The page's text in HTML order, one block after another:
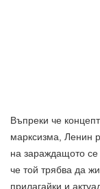
Въпреки че
марксизма, Ленин
на зараждащото се
че той трябва да
прилагайки и